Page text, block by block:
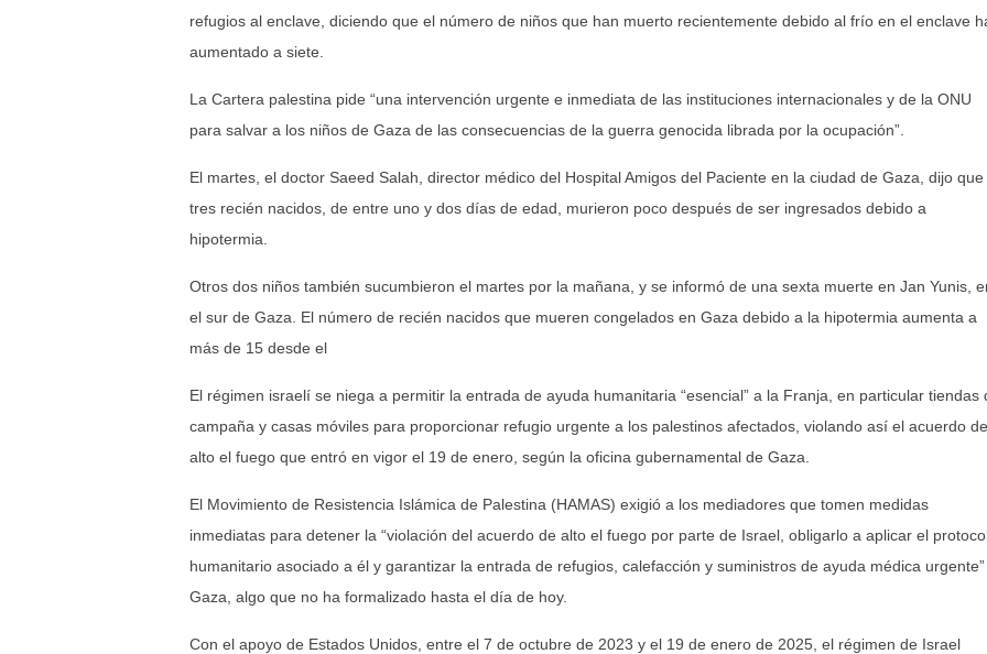
refugios al enclave, diciendo que el número de niños que han muerto recientemente debido al frío en el enclave
aumentado a siete.
La Cartera palestina pide “una intervención urgente e inmediata de las instituciones internacionales y de la ONU
para salvar a los niños de Gaza de las consecuencias de la guerra genocida librada por la ocupación”.
El martes, el doctor Saeed Salah, director médico del Hospital Amigos del Paciente en la ciudad de Gaza, dijo que
tres recién nacidos, de entre uno y dos días de edad, murieron poco después de ser ingresados debido a
hipotermia.
Otros dos niños también sucumbieron el martes por la mañana, y se informó de una sexta muerte en Jan Yunis,
el sur de Gaza. El número de recién nacidos que mueren congelados en Gaza debido a la hipotermia aumenta a
más de 15 desde el
El régimen israelí se niega a permitir la entrada de ayuda humanitaria “esencial” a la Franja, en particular tiendas
campaña y casas móviles para proporcionar refugio urgente a los palestinos afectados, violando así el acuerdo de
alto el fuego que entró en vigor el 19 de enero, según la oficina gubernamental de Gaza.
El Movimiento de Resistencia Islámica de Palestina (HAMAS) exigió a los mediadores que tomen medidas
inmediatas para detener la “violación del acuerdo de alto el fuego por parte de Israel, obligarlo a aplicar el
humanitario asociado a él y garantizar la entrada de refugios, calefacción y suministros de ayuda médica urgente”
Gaza, algo que no ha formalizado hasta el día de hoy.
Con el apoyo de Estados Unidos, entre el 7 de octubre de 2023 y el 19 de enero de 2025, el régimen de Israel